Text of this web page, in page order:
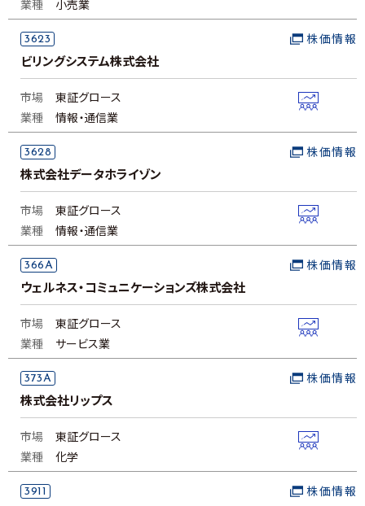
業種
小売業
3623
ビリングシステム株式会社
株価情報
市場
東証グロース
業種
情報・通信業
3628
株式会社データホライゾン
株価情報
市場
東証グロース
業種
情報・通信業
366A
ウェルネス・コミュニケーションズ株式会社
株価情報
市場
東証グロース
業種
サービス業
373A
株式会社リップス
株価情報
市場
東証グロース
業種
化学
3911 株価情報